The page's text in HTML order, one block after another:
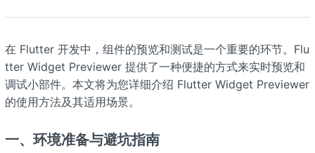
在 Flutter 开发中，组件的预览和测试是一个重要的环节。Flu
tter Widget Previewer 提供了一种便捷的方式来实时预览和
调试小部件。本文将为您详细介绍 Flutter Widget Previewer
的使用方法及其适用场景。
一、环境准备与避坑指南